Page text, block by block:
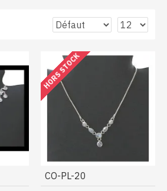
de
HORS STOCK
CO-PL-20